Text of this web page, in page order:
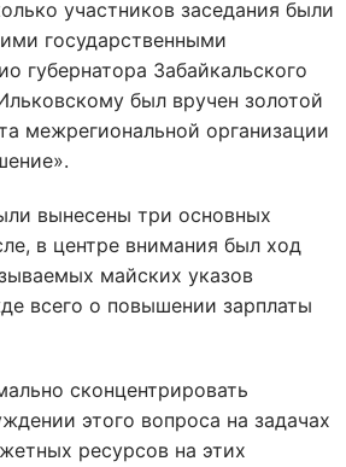
участников заседания были
государственными
губернатора Забайкальского
был вручен золотой
межрегиональной организации
вынесены три основных
в центре внимания был ход
майских указов
всего о повышении зарплаты
сконцентрировать
этого вопроса на задачах
ресурсов на этих